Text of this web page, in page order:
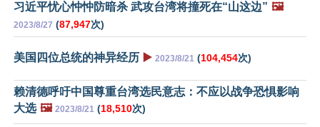
习近平忧心忡忡防暗杀 武攻台湾将撞死在“山这边” 🖼️
2023/8/27 (87,947次)
美国四位总统的神异经历 ▶️ 2023/8/21 (104,454次)
赖清德呼吁中国尊重台湾选民意志：不应以战争恐惧影响
大选 🖼️ 2023/8/21 (18,510次)